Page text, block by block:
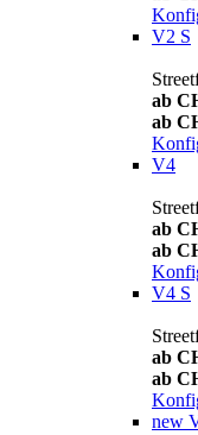
V2 S
ab
ab
V4
ab
ab
V4 S
ab
ab
new